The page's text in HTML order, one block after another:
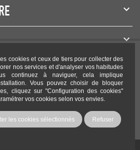
cookies et ceux de tiers pour collecter des
nos services et d'analyser vos habitudes
continuez à naviguer, cela implique
Vous pouvez choisir de bloquer
cliquez sur "Configuration des cookies"
vos cookies selon vos envies.
les cookies sélectionnés Refuser